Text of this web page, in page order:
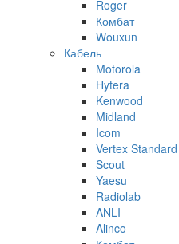
Roger
Комбат
Wouxun
Кабель
Motorola
Hytera
Kenwood
Midland
Icom
Vertex Standard
Scout
Yaesu
Radiolab
ANLI
Alinco